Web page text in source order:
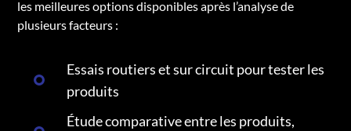
les meilleures options disponibles après l’analyse de
plusieurs facteurs :
Essais routiers et sur circuit pour tester les
produits
Étude comparative entre les produits,